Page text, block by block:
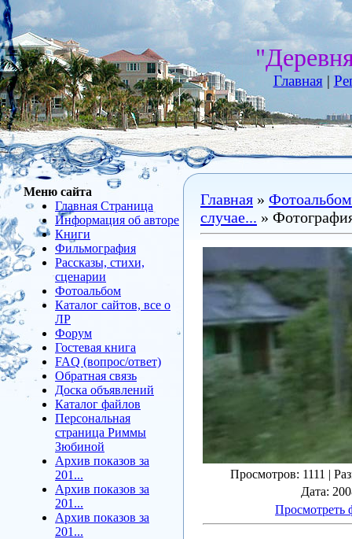
Главная|
Меню сайта
Главная Страница
Информация об авторе
Книги
Фильмография
Рассказы, стихи,
сценарии
Фотоальбом
Каталог сайтов, все о
ЛР
Форум
Гостевая книга
FAQ (вопрос/ответ)
Обратная связь
Доска объявлений
Каталог файлов
Персональная
страница Риммы
Зюбиной
Архив показов за
201...
Архив показов за
201...
Архив показов за
201...
Главная » Фотоальбом
случае... »
Просмотров: 1111 |
Дата:
Просмотреть